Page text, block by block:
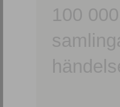
100